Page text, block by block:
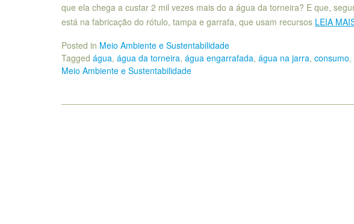
que ela chega a custar 2 mil vezes mais do a água da torneira? E que,
está na fabricação do rótulo, tampa e garrafa, que usam recursos LEIA
Posted in Meio Ambiente e Sustentabilidade
Tagged água, água da torneira, água engarrafada, água na jarra, consumo,
Meio Ambiente e Sustentabilidade